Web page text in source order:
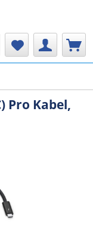
Pro Kabel,